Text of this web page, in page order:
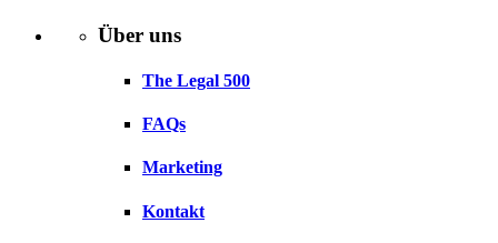
Über uns
The Legal 500
FAQs
Marketing
Kontakt